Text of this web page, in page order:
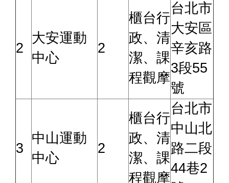
2
大安運動
中心
2
櫃台行
政、清
潔、課
程觀摩
台北市
大安區
辛亥路
3段55
號
3
中山運動
中心
2
櫃台行
政、清
潔、課
程觀摩
台北市
中山北
路二段
44巷2